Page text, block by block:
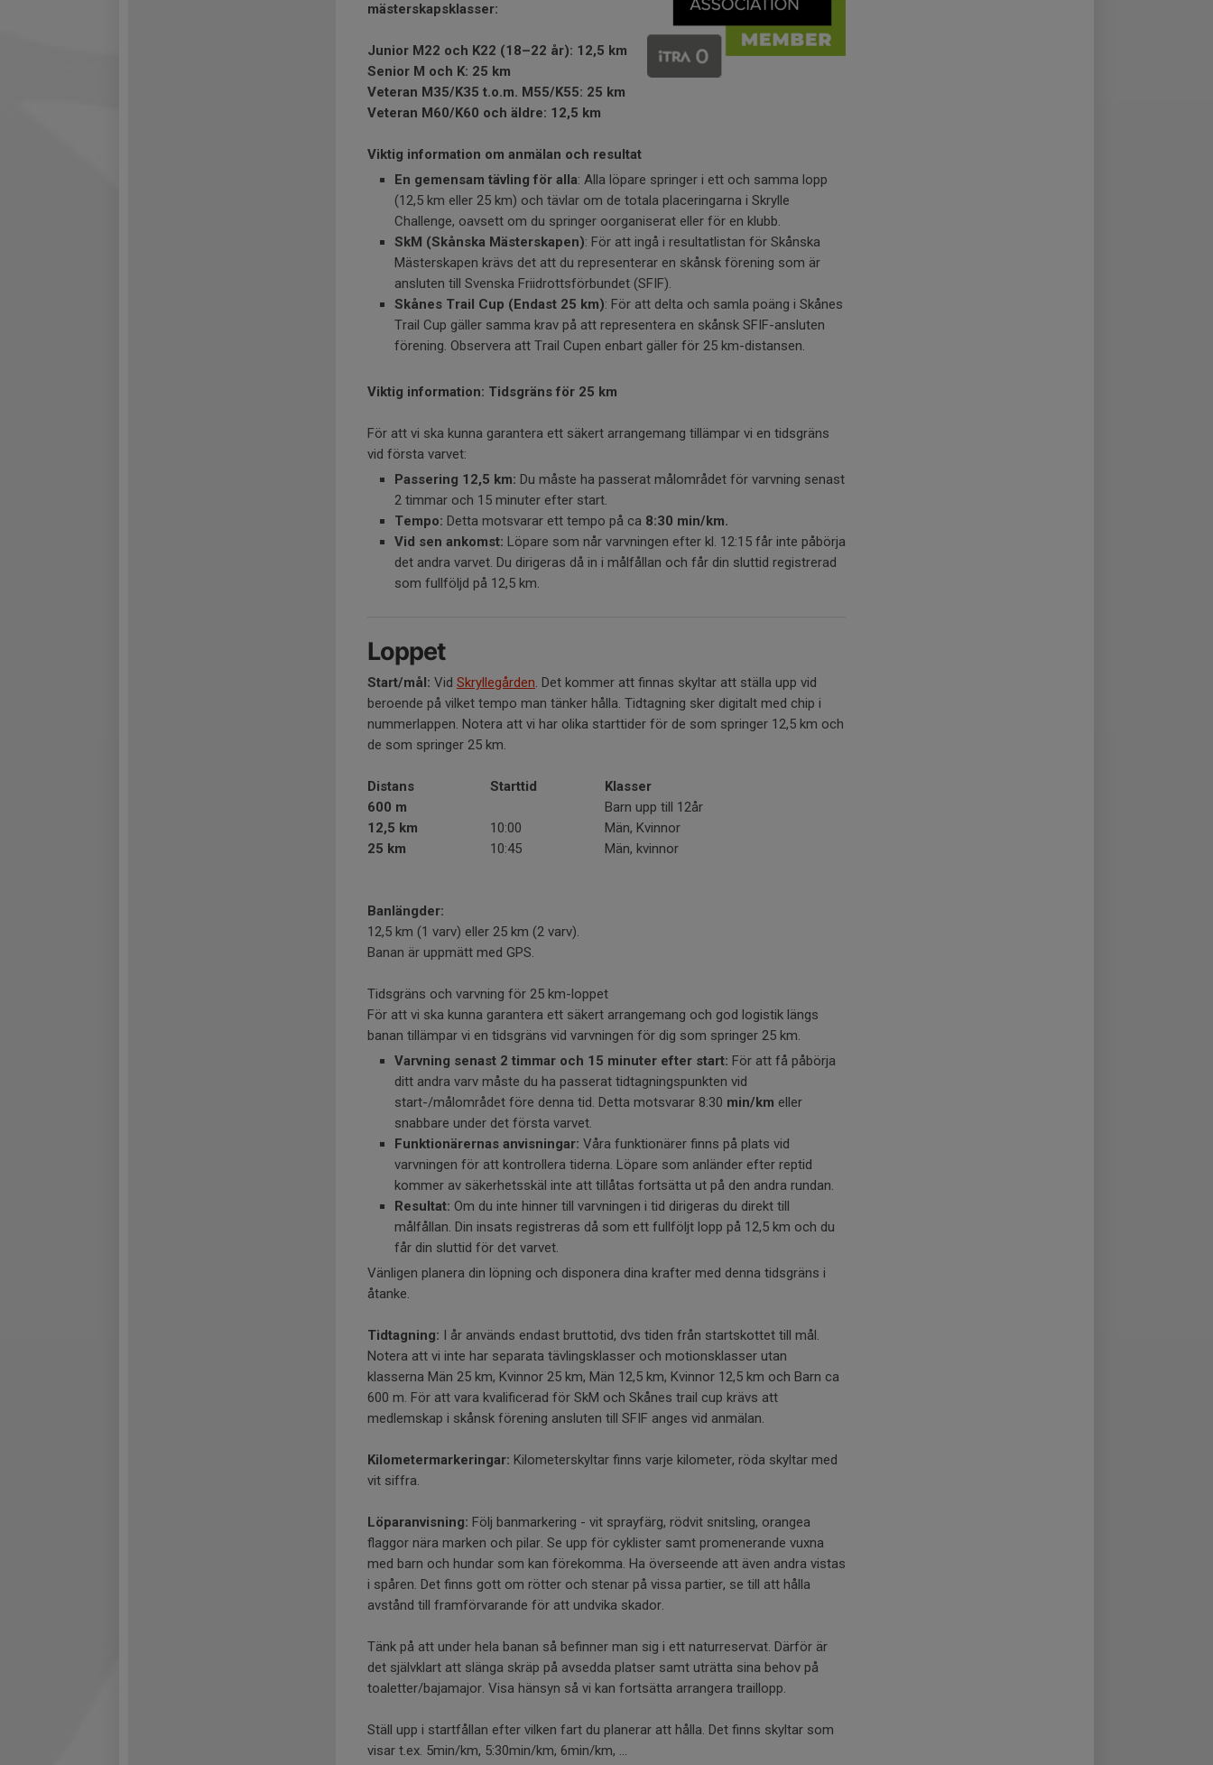
mästerskapsklasser:
Junior M22 och K22 (18–22 år): 12,5 km
Senior M och K: 25 km
Veteran M35/K35 t.o.m. M55/K55: 25 km
Veteran M60/K60 och äldre: 12,5 km
Viktig information om anmälan och resultat
En gemensam tävling för alla: Alla löpare springer i ett och samma lopp
(12,5 km eller 25 km) och tävlar om de totala placeringarna i Skrylle
Challenge, oavsett om du springer oorganiserat eller för en klubb.
SkM (Skånska Mästerskapen): För att ingå i resultatlistan för Skånska
Mästerskapen krävs det att du representerar en skånsk förening som är
ansluten till Svenska Friidrottsförbundet (SFIF).
Skånes Trail Cup (Endast 25 km): För att delta och samla poäng i Skånes
Trail Cup gäller samma krav på att representera en skånsk SFIF-ansluten
förening. Observera att Trail Cupen enbart gäller för 25 km-distansen.
Viktig information: Tidsgräns för 25 km
För att vi ska kunna garantera ett säkert arrangemang tillämpar vi en tidsgräns
vid första varvet:
Passering 12,5 km: Du måste ha passerat målområdet för varvning senast
2 timmar och 15 minuter efter start.
Tempo: Detta motsvarar ett tempo på ca 8:30 min/km.
Vid sen ankomst: Löpare som når varvningen efter kl. 12:15 får inte påbörja
det andra varvet. Du dirigeras då in i målfållan och får din sluttid registrerad
som fullföljd på 12,5 km.
Loppet
Start/mål: Vid Skryllegården. Det kommer att finnas skyltar att ställa upp vid
beroende på vilket tempo man tänker hålla. Tidtagning sker digitalt med chip i
nummerlappen. Notera att vi har olika starttider för de som springer 12,5 km och
de som springer 25 km.
Distans Starttid
Klasser
600 m
Barn upp till 12år
12,5 km
10:00
Män, Kvinnor
25 km
10:45 Män, kvinnor
Banlängder:
12,5 km (1 varv) eller 25 km (2 varv).
Banan är uppmätt med GPS.
Tidsgräns och varvning för 25 km-loppet
För att vi ska kunna garantera ett säkert arrangemang och god logistik längs
banan tillämpar vi en tidsgräns vid varvningen för dig som springer 25 km.
Varvning senast 2 timmar och 15 minuter efter start: För att få påbörja
ditt andra varv måste du ha passerat tidtagningspunkten vid
start-/målområdet före denna tid. Detta motsvarar 8:30 min/km eller
snabbare under det första varvet.
Funktionärernas anvisningar: Våra funktionärer finns på plats vid
varvningen för att kontrollera tiderna. Löpare som anländer efter reptid
kommer av säkerhetsskäl inte att tillåtas fortsätta ut på den andra rundan.
Resultat: Om du inte hinner till varvningen i tid dirigeras du direkt till
målfållan. Din insats registreras då som ett fullföljt lopp på 12,5 km och du
får din sluttid för det varvet.
Vänligen planera din löpning och disponera dina krafter med denna tidsgräns i
åtanke.
Tidtagning: I år används endast bruttotid, dvs tiden från startskottet till mål.
Notera att vi inte har separata tävlingsklasser och motionsklasser utan
klasserna Män 25 km, Kvinnor 25 km, Män 12,5 km, Kvinnor 12,5 km och Barn ca
600 m. För att vara kvalificerad för SkM och Skånes trail cup krävs att
medlemskap i skånsk förening ansluten till SFIF anges vid anmälan.
Kilometermarkeringar: Kilometerskyltar finns varje kilometer, röda skyltar med
vit siffra.
Löparanvisning: Följ banmarkering - vit sprayfärg, rödvit snitsling, orangea
flaggor nära marken och pilar. Se upp för cyklister samt promenerande vuxna
med barn och hundar som kan förekomma. Ha överseende att även andra vistas
i spåren. Det finns gott om rötter och stenar på vissa partier, se till att hålla
avstånd till framförvarande för att undvika skador.
Tänk på att under hela banan så befinner man sig i ett naturreservat. Därför är
det självklart att slänga skräp på avsedda platser samt uträtta sina behov på
toaletter/bajamajor. Visa hänsyn så vi kan fortsätta arrangera traillopp.
Ställ upp i startfållan efter vilken fart du planerar att hålla. Det finns skyltar som
visar t.ex. 5min/km, 5:30min/km, 6min/km, ...